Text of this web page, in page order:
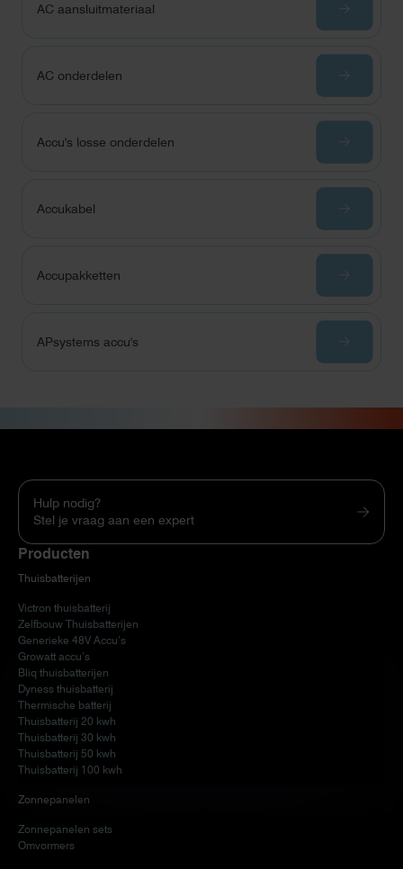
AC aansluitmateriaal
AC onderdelen
Accu's losse onderdelen
Accukabel
Accupakketten
APsystems accu's
Hulp nodig?
Stel je vraag aan een expert
Producten
Thuisbatterijen
Victron thuisbatterij
Zelfbouw Thuisbatterijen
Generieke 48V Accu’s
Growatt accu’s
Bliq thuisbatterijen
Dyness thuisbatterij
Thermische batterij
Thuisbatterij 20 kwh
Thuisbatterij 30 kwh
Thuisbatterij 50 kwh
Thuisbatterij 100 kwh
Zonnepanelen
Zonnepanelen sets
Omvormers